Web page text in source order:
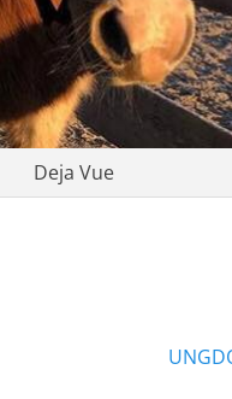
Deja Vue